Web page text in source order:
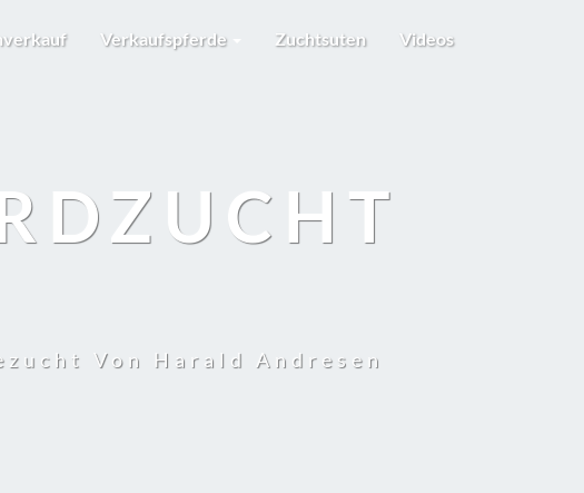
Verkaufspferde Zuchtsuten Videos
Von Harald Andresen